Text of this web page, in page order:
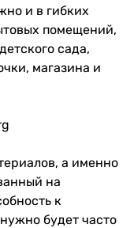
Blauberg Tubo
и могут
Магазин не
внесенные
и в гибких
помещений,
сада,
магазина и
а именно
на
к
будет часто